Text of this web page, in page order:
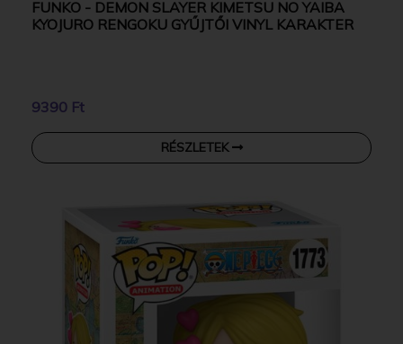
FUNKO - DEMON SLAYER KIMETSU NO YAIBA
KYOJURO RENGOKU GYŰJTŐI VINYL KARAKTER
9390 Ft
RÉSZLETEK